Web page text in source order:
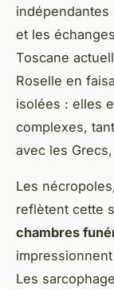
indépendantes
et les
Toscane
Roselle en
isolées : elles
complexes,
avec les
Les
reflètent cette
chambres
Les